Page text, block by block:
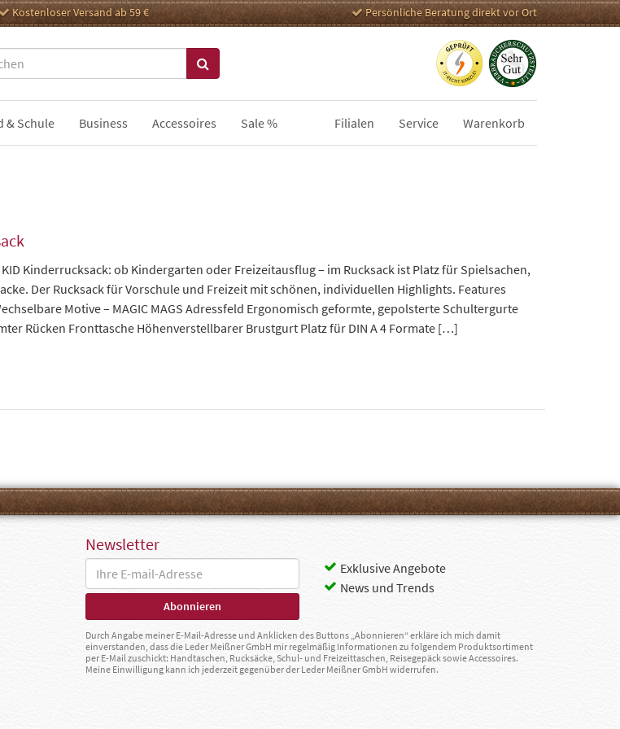
Kostenloser Versand ab 59 € Persönliche Beratung direkt vor Ort
& Schule Business Accessoires Sale % Filialen Service Warenkorb
Kinderrucksack: ob Kindergarten oder Freizeitausflug – im Rucksack ist Platz für Spielsachen,
Der Rucksack für Vorschule und Freizeit mit schönen, individuellen Highlights. Features
Motive – MAGIC MAGS Adressfeld Ergonomisch geformte, gepolsterte Schultergurte
Rücken Fronttasche Höhenverstellbarer Brustgurt Platz für DIN A 4 Formate […]
Newsletter
Exklusive Angebote
News und Trends
Durch Angabe meiner E-Mail-Adresse und Anklicken des Buttons „Abonnieren“ erkläre ich mich damit
einverstanden, dass die Leder Meißner GmbH mir regelmäßig Informationen zu folgendem Produktsortiment
per E-Mail zuschickt: Handtaschen, Rucksäcke, Schul- und Freizeittaschen, Reisegepäck sowie Accessoires.
Meine Einwilligung kann ich jederzeit gegenüber der Leder Meißner GmbH widerrufen.